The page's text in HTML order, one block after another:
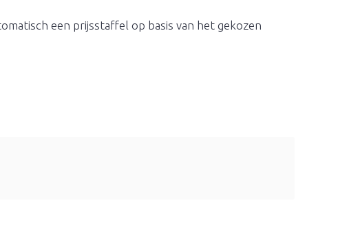
een prijsstaffel op basis van het gekozen